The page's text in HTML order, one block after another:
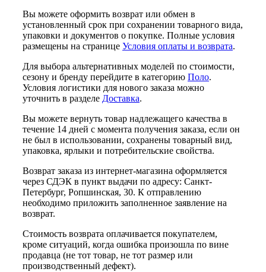
Вы можете оформить возврат или обмен в
установленный срок при сохранении товарного вида,
упаковки и документов о покупке. Полные условия
размещены на странице Условия оплаты и возврата.
Для выбора альтернативных моделей по стоимости,
сезону и бренду перейдите в категорию Поло.
Условия логистики для нового заказа можно
уточнить в разделе Доставка.
Вы можете вернуть товар надлежащего качества в
течение 14 дней с момента получения заказа, если он
не был в использовании, сохранены товарный вид,
упаковка, ярлыки и потребительские свойства.
Возврат заказа из интернет-магазина оформляется
через СДЭК в пункт выдачи по адресу: Санкт-
Петербург, Ропшинская, 30. К отправлению
необходимо приложить заполненное заявление на
возврат.
Стоимость возврата оплачивается покупателем,
кроме ситуаций, когда ошибка произошла по вине
продавца (не тот товар, не тот размер или
производственный дефект).